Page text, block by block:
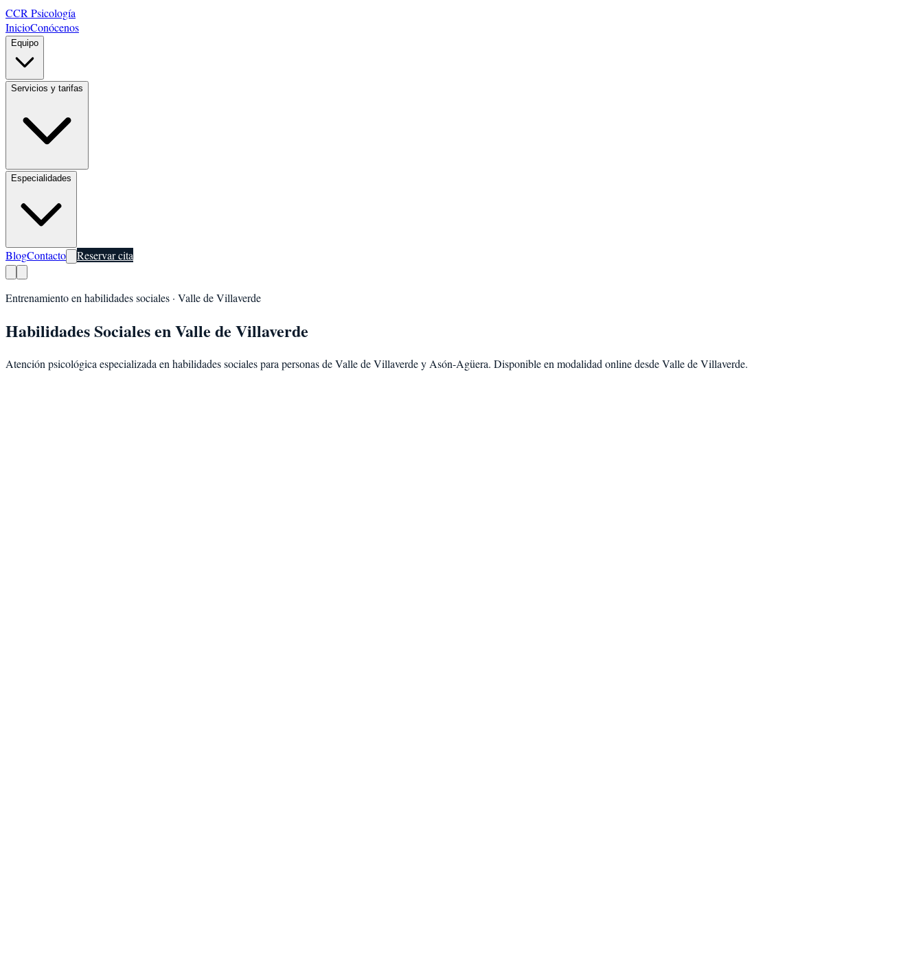
CCR Psicología
InicioConócenos
Equipo
Servicios y tarifas
Especialidades
BlogContacto Reservar cita
Entrenamiento en habilidades sociales · Valle de Villaverde
Habilidades SocialesenValle de Villaverde
Atención psicológica especializada en habilidades socialespara personas deValle de Villaverdey Asón-Agüera. Disponible en modalidad online desde Valle de Villaverde.